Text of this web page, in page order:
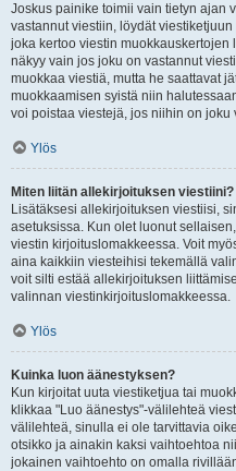
Joskus painike toimii vain tietyn ajan
vastannut viestiin, löydät
joka kertoo viestin
näkyy vain jos joku on vastannut
muokkaa viestiä, mutta he saattavat
muokkaamisen syistä niin
voi poistaa viestejä, jos niihin on joku
Ylös
Miten liitän allekirjoituksen viestiini?
Lisätäksesi allekirjoituksen viestiisi,
asetuksissa. Kun olet luonut
viestin kirjoituslomakkeessa. Voit
aina kaikkiin viesteihisi tekemällä
voit silti estää allekirjoituksen
valinnan viestinkirjoituslomakkeessa.
Ylös
Kuinka luon äänestyksen?
Kun kirjoitat uuta viestiketjua tai
klikkaa "Luo äänestys"-välilehteä
välilehteä, sinulla ei ole tarvittavia
otsikko ja ainakin kaksi vaihtoehtoa
jokainen vaihtoehto on omalla